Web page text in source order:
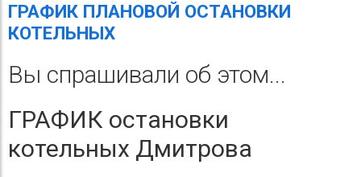
ГРАФИК ПЛАНОВОЙ ОСТАНОВКИ
КОТЕЛЬНЫХ
Вы спрашивали об этом...
ГРАФИК остановки
котельных Дмитрова